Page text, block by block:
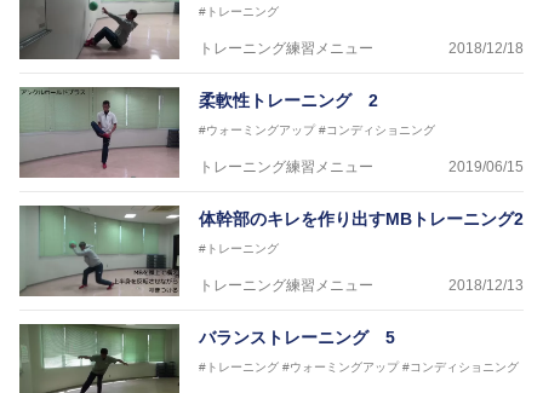
#トレーニング
トレーニング練習メニュー 2018/12/18
柔軟性トレーニング 2
#ウォーミングアップ #コンディショニング
トレーニング練習メニュー 2019/06/15
体幹部のキレを作り出すMBトレーニング2
#トレーニング
トレーニング練習メニュー 2018/12/13
バランストレーニング 5
#トレーニング #ウォーミングアップ #コンディショニング